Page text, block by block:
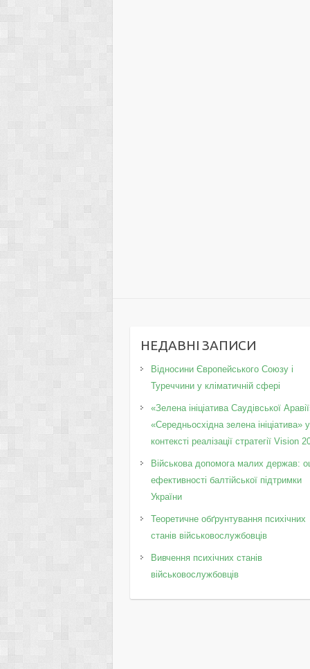
НЕДАВНІ ЗАПИСИ
Відносини Європейського Союзу і
Туреччини у кліматичній сфері
«Зелена ініціатива Саудівської
«Середньосхідна зелена ініціатива» у
контексті реалізації стратегії Vision
Військова допомога малих держав:
ефективності балтійської підтримки
України
Теоретичне обґрунтування психічних
станів військовослужбовців
Вивчення психічних станів
військовослужбовців